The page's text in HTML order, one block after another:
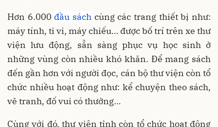
Hơn 6.000 đầu sách cùng các trang thiết bị như:
máy tính, ti vi, máy chiếu… được bố trí trên xe thư
viện lưu động, sẵn sàng phục vụ học sinh ở
những vùng còn nhiều khó khăn. Để mang sách
đến gần hơn với người đọc, cán bộ thư viện còn tổ
chức nhiều hoạt động như: kể chuyện theo sách,
vẽ tranh, đố vui có thưởng…
Cùng với đó, thư viện tỉnh còn tổ chức hoạt động